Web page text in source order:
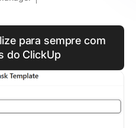
para sempre com
do ClickUp